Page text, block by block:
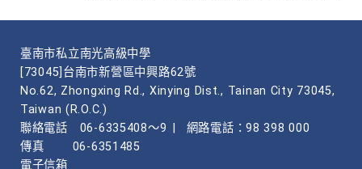
臺南市私立南光高級中學
[73045]台南市新營區中興路62號
No.62, Zhongxing Rd., Xinying Dist., Tainan City 73045,
Taiwan (R.O.C.)
聯絡電話
06-6335408～9
網路電話：98 398 000
傳真
06-6351485
電子信箱